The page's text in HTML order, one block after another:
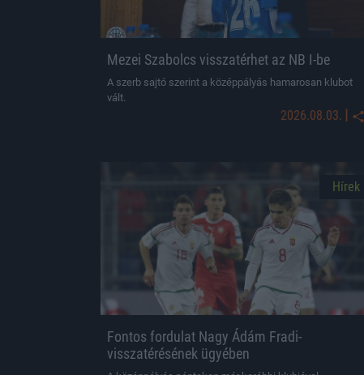
Mezei Szabolcs visszatérhet az NB I-be
A szerb sajtó szerint a középpályás hamarosan klubot
vált.
2026.08.03. |
Hírek
Fontos fordulat Nagy Ádám Fradi-
visszatérésének ügyében